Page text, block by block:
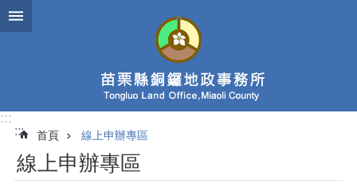
跳到主要內容區塊
:::
:::
首頁 線上申辦專區
線上申辦專區